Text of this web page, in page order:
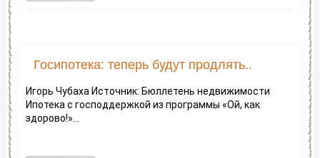
Госипотека: теперь будут продлять..
Игорь Чубаха Источник: Бюллетень недвижимости
Ипотека с господдержкой из программы «Ой, как
здорово!»...